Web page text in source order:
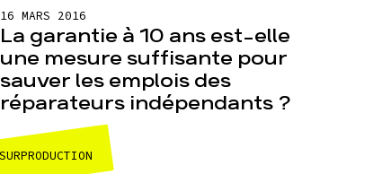
16 MARS 2016
La garantie à 10 ans est-elle
une mesure suffisante pour
sauver les emplois des
réparateurs indépendants ?